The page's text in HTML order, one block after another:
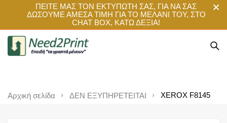
ΠΕΙΤΕ ΜΑΣ ΤΟΝ ΕΚΤΥΠΩΤΗ ΣΑΣ, ΓΙΑ ΝΑ ΣΑΣ
ΔΩΣΟΥΜΕ ΑΜΕΣΑ ΤΙΜΗ ΓΙΑ ΤΟ ΜΕΛΑΝΙ ΤΟΥ, ΣΤΟ
CHAT BOX, ΚΑΤΩ ΔΕΞΙΑ!
Αρχική σελίδα ΔΕΝ ΕΞΥΠΗΡΕΤΕΙΤΑΙ XEROX F8145